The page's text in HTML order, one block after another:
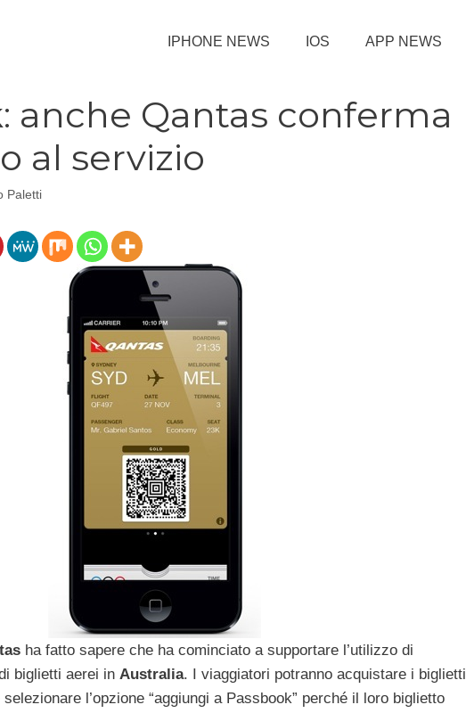
IPHONE NEWS IOS APP NEWS
anche Qantas conferma
al servizio
Paletti
ha fatto sapere che ha cominciato a supportare l’utilizzo di
biglietti aerei in Australia. I viaggiatori potranno acquistare i biglietti
selezionare l’opzione “aggiungi a Passbook” perché il loro biglietto